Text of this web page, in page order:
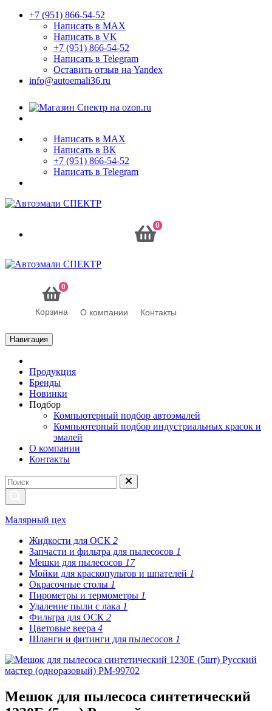
+7 (951) 866-54-52
Написать в MAX
Написать в VK
+7 (951) 866-54-52
Написать в Telegram
Оставить отзыв на Yandex
info@autoemali36.ru
Написать в MAX
Написать в ВК
+7 (951) 866-54-52
Написать в Telegram
0
0
Корзина О компании Контакты
Навигация
Продукция
Бренды
Новинки
Подбор
Компьютерный подбор автоэмалей
Компьютерный подбор индустриальных красок и
эмалей
О компании
Контакты
Малярный цех
Жидкости для ОСК 2
Запчасти и фильтра для пылесосов 1
Мешки для пылесосов 17
Мойки для краскопультов и шпателей 1
Окрасочные столы 1
Пирометры и термометры 1
Удаление пыли с лака 1
Фильтра для ОСК 2
Цветовые веера 4
Шланги и фитинги для пылесосов 1
Мешок для пылесоса синтетический